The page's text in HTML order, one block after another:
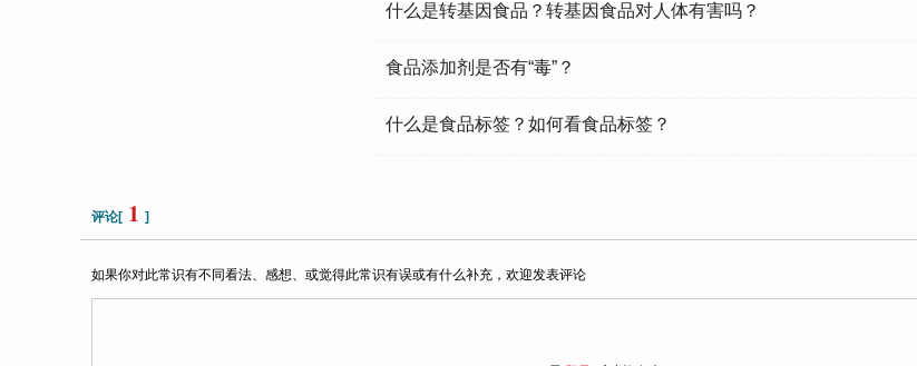
什么是转基因食品？转基因食品对人体有害吗？
食品添加剂是否有“毒”？
什么是食品标签？如何看食品标签？
评论[ 1 ]
如果你对此常识有不同看法、感想、或觉得此常识有误或有什么补充，欢迎发表评论